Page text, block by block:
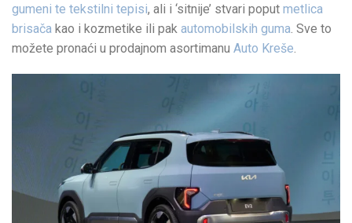
gumeni te tekstilni tepisi, ali i ‘sitnije’ stvari poput metlica
brisača kao i kozmetike ili pak automobilskih guma . Sve to
možete pronaći u prodajnom asortimanu Auto Kreše